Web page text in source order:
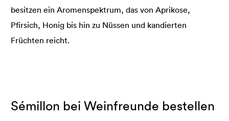
besitzen ein Aromenspektrum, das von Aprikose,
Pfirsich, Honig bis hin zu Nüssen und kandierten
Früchten reicht.
Sémillon bei Weinfreunde bestellen